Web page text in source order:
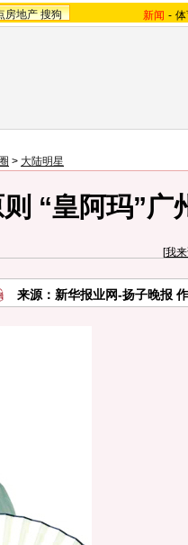
房地产 搜狗 新闻 -
> 大陆明星
“皇阿玛”广
[我
来源：新华报业网-扬子晚报